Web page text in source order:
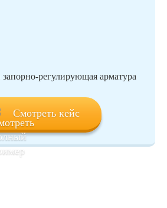
регулирующая арматура
Смотреть кейс